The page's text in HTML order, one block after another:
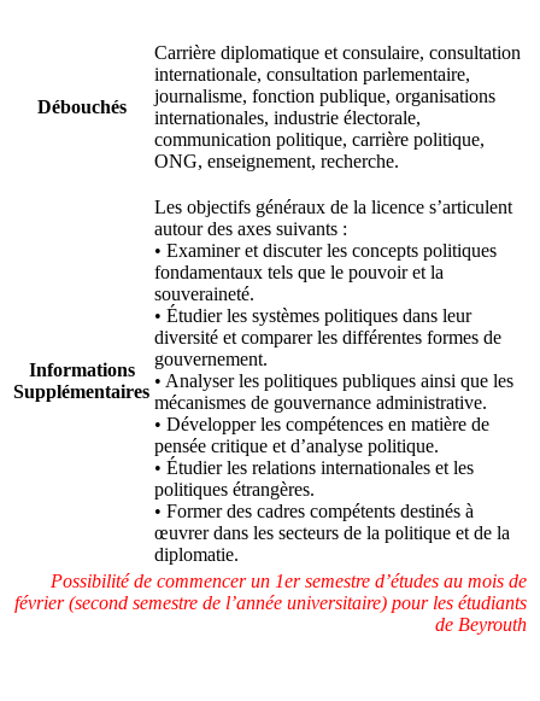
Débouchés
Carrière diplomatique et consulaire, consultation
internationale, consultation parlementaire,
journalisme, fonction publique, organisations
internationales, industrie électorale,
communication politique, carrière politique,
ONG, enseignement, recherche.
Informations
Supplémentaires
Les objectifs généraux de la licence s’articulent
autour des axes suivants :
• Examiner et discuter les concepts politiques
fondamentaux tels que le pouvoir et la
souveraineté.
• Étudier les systèmes politiques dans leur
diversité et comparer les différentes formes de
gouvernement.
• Analyser les politiques publiques ainsi que les
mécanismes de gouvernance administrative.
• Développer les compétences en matière de
pensée critique et d’analyse politique.
• Étudier les relations internationales et les
politiques étrangères.
• Former des cadres compétents destinés à
œuvrer dans les secteurs de la politique et de la
diplomatie.
Possibilité de commencer un 1er semestre d’études au mois de
février (second semestre de l’année universitaire) pour les étudiants
de Beyrouth